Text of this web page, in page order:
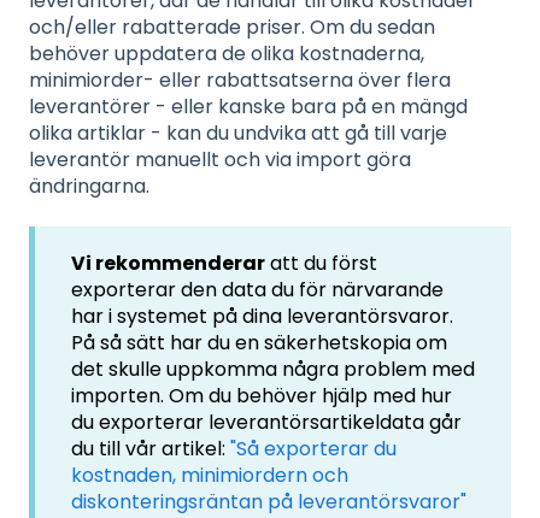
och/eller rabatterade priser. Om du sedan
behöver uppdatera de olika kostnaderna,
minimiorder- eller rabattsatserna över flera
leverantörer - eller kanske bara på en mängd
olika artiklar - kan du undvika att gå till varje
leverantör manuellt och via import göra
ändringarna.
Vi rekommenderaratt du först
exporterar den data du för närvarande
har i systemet på dina leverantörsvaror.
På så sätt har du en säkerhetskopia om
det skulle uppkomma några problem med
importen. Om du behöver hjälp med hur
du exporterar leverantörsartikeldata går
du till vår artikel: "Så exporterar du
kostnaden, minimiordern och
diskonteringsräntan på leverantörsvaror"